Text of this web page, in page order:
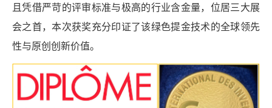
且凭借严苛的评审标准与极高的行业含金量，位居三大展
会之首，本次获奖充分印证了该绿色提金技术的全球领先
性与原创创新价值。